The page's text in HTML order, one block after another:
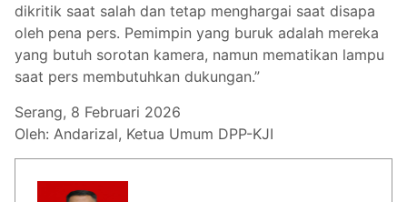
dikritik saat salah dan tetap menghargai saat disapa
oleh pena pers. Pemimpin yang buruk adalah mereka
yang butuh sorotan kamera, namun mematikan lampu
saat pers membutuhkan dukungan.”
Serang, 8 Februari 2026
Oleh: Andarizal, Ketua Umum DPP-KJI